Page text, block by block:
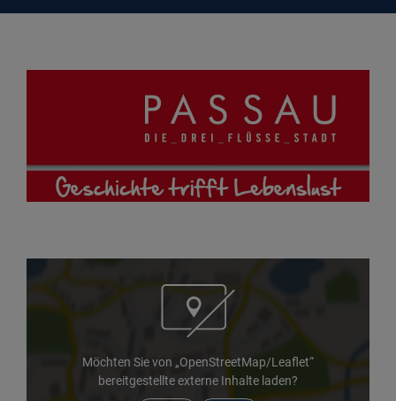
Möchten Sie von „OpenStreetMap/Leaflet“
bereitgestellte externe Inhalte laden?